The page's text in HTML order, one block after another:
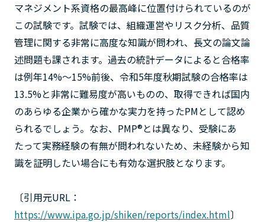
マネジメント系資格の最高峰に位置付けられているのが
この試験です。試験では、組織運営やリスク分析、品質
管理に関する非常に高度な知識が問われ、長文の論文論
述問題も課されます。過去の統計データによると合格率
は例年14%〜15%前後、令和5年度秋期試験の合格率は
13.5%と非常に難易度が高いものの、取得できれば国内
のあらゆる企業から確かな実力を持ったPMとして認め
られるでしょう。なお、PMP®とは異なり、受験にあ
たって実務経験の有無が問われないため、未経験から知
識を証明したい場合にも有効な選択肢となります。
〔引用元URL：
https://www.ipa.go.jp/shiken/reports/index.html〕